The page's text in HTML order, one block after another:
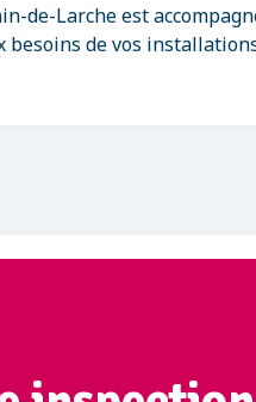
de-Larche est
besoins de vos